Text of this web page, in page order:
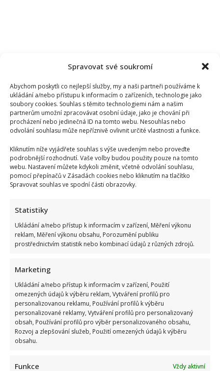
Spravovat své soukromí
Abychom poskytli co nejlepší služby, my a naši partneři používáme k
ukládání a/nebo přístupu k informacím o zařízeních, technologie jako
soubory cookies. Souhlas s těmito technologiemi nám a našim
partnerům umožní zpracovávat osobní údaje, jako je chování při
procházení nebo jedinečná ID na tomto webu. Nesouhlas nebo
odvolání souhlasu může nepříznivě ovlivnit určité vlastnosti a funkce.
Kliknutím níže vyjádřete souhlas s výše uvedeným nebo proveďte
podrobnější rozhodnutí. Vaše volby budou použity pouze na tomto
webu. Nastavení můžete kdykoli změnit, včetně odvolání souhlasu,
pomocí přepínačů v Zásadách cookies nebo kliknutím na tlačítko
Spravovat souhlas ve spodní části obrazovky.
Statistiky
Ukládání a/nebo přístup k informacím v zařízení, Měření výkonu
reklam, Měření výkonu obsahu, Porozumění publiku
prostřednictvím statistik nebo kombinací údajů z různých zdrojů.
Marketing
Ukládání a/nebo přístup k informacím v zařízení, Použití
omezených údajů k výběru reklam, Vytváření profilů pro
personalizovanou reklamu, Používání profilů k výběru
personalizované reklamy, Vytváření profilů pro personalizovaný
obsah, Používání profilů pro výběr personalizovaného obsahu,
Rozvoj a zlepšování služeb, Použití omezených údajů k výběru
obsahu.
Funkce
Vždy aktivní
Retro kvíz o dovolené v době socialismu: Kdo získá 10 z 10
bodů, pamatuje si tehdejší cestování dokonale
Suchánek si rýpl do Macinky a jeho vyjádření o klimatické
krizi: Svým videem rozdělil společnost